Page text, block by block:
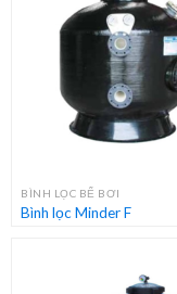
BÌNH LỌC BỂ BƠI
Bình lọc Minder F